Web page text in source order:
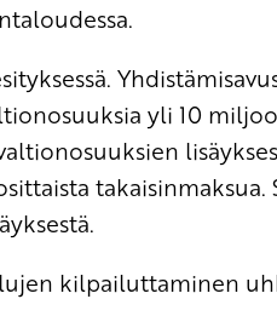
yli 10
takaisinmaksua.
kilpailuttaminen